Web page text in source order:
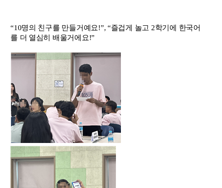
“10명의 친구를 만들거예요!”, “즐겁게 놀고 2학기에 한국어
를 더 열심히 배울거에요!”